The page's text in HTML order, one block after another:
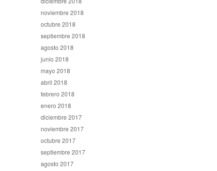
noviembre 2018
octubre 2018
septiembre 2018
agosto 2018
junio 2018
mayo 2018
abril 2018
febrero 2018
enero 2018
diciembre 2017
noviembre 2017
octubre 2017
septiembre 2017
agosto 2017